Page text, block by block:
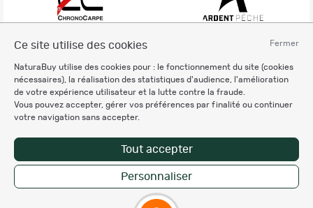
Fermer
Ce site utilise des cookies
NaturaBuy utilise des cookies pour : le fonctionnement du site (cookies
nécessaires), la réalisation des statistiques d'audience, l'amélioration
de votre expérience utilisateur et la lutte contre la fraude.
Vous pouvez accepter, gérer vos préférences par finalité ou continuer
votre navigation sans accepter.
Tout accepter
Personnaliser
Charte éthique
Mentions légales
Règlement & Conditions d'utilisation
Politique de protection
des données personnelles
Personnalisation des cookies
Copyright © 2007-2026 NaturaBuy. Tous droits réservés. N°CNIL: 1239459.
Les marques commerciales mentionnées appartiennent à leurs propriétaires